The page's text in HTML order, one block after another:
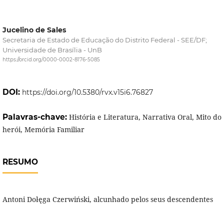
Jucelino de Sales
Secretaria de Estado de Educação do Distrito Federal - SEE/DF;
Universidade de Brasília - UnB
https://orcid.org/0000-0002-8176-5085
DOI: https://doi.org/10.5380/rvx.v15i6.76827
Palavras-chave: História e Literatura, Narrativa Oral, Mito do
herói, Memória Familiar
RESUMO
Antoni Dołęga Czerwiński, alcunhado pelos seus descendentes